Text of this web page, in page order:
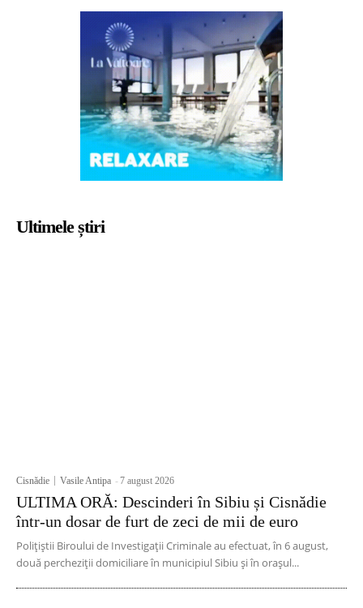
Ultimele știri
Cisnădie Vasile Antipa -7 august 2026
ULTIMA ORĂ: Descinderi în Sibiu și Cisnădie
într-un dosar de furt de zeci de mii de euro
Polițiștii Biroului de Investigații Criminale au efectuat, în 6 august,
două percheziții domiciliare în municipiul Sibiu și în orașul...